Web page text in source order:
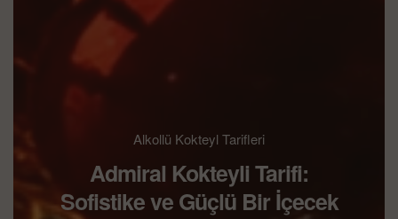
Alkollü Kokteyl Tarifleri
Admiral Kokteyli Tarifi:
Sofistike ve Güçlü Bir İçecek